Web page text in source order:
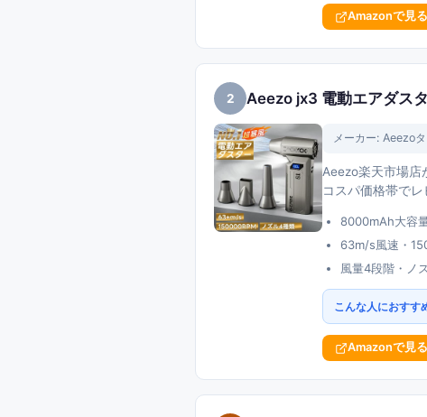
Amazonで見る
2 Aeezo jx3 電動エアダス
メーカー: Aeezo
Aeezo楽天市場
コスパ価格帯で
8000mAh大容
63m/s風速・
風量4段階・ノ
こんな人におすす
Amazonで見る